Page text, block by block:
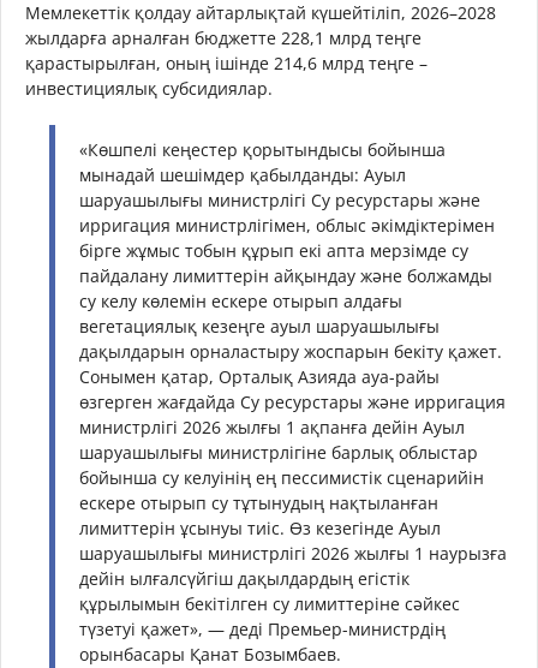
Мемлекеттік қолдау айтарлықтай күшейтіліп, 2026–2028
жылдарға арналған бюджетте 228,1 млрд теңге
қарастырылған, оның ішінде 214,6 млрд теңге –
инвестициялық субсидиялар.
«Көшпелі кеңестер қорытындысы бойынша
мынадай шешімдер қабылданды: Ауыл
шаруашылығы министрлігі Су ресурстары және
ирригация министрлігімен, облыс әкімдіктерімен
бірге жұмыс тобын құрып екі апта мерзімде су
пайдалану лимиттерін айқындау және болжамды
су келу көлемін ескере отырып алдағы
вегетациялық кезеңге ауыл шаруашылығы
дақылдарын орналастыру жоспарын бекіту қажет.
Сонымен қатар, Орталық Азияда ауа-райы
өзгерген жағдайда Су ресурстары және ирригация
министрлігі 2026 жылғы 1 ақпанға дейін Ауыл
шаруашылығы министрлігіне барлық облыстар
бойынша су келуінің ең пессимистік сценарийін
ескере отырып су тұтынудың нақтыланған
лимиттерін ұсынуы тиіс. Өз кезегінде Ауыл
шаруашылығы министрлігі 2026 жылғы 1 наурызға
дейін ылғалсүйгіш дақылдардың егістік
құрылымын бекітілген су лимиттеріне сәйкес
түзетуі қажет», — деді Премьер-министрдің
орынбасары Қанат Бозымбаев.